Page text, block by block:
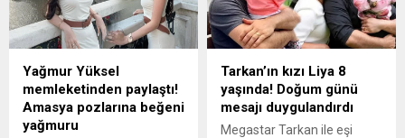
Yağmur Yüksel
memleketinden paylaştı!
Amasya pozlarına beğeni
yağmuru
Tarkan’ın kızı Liya 8
yaşında! Doğum günü
mesajı duygulandırdı
Megastar Tarkan ile eşi